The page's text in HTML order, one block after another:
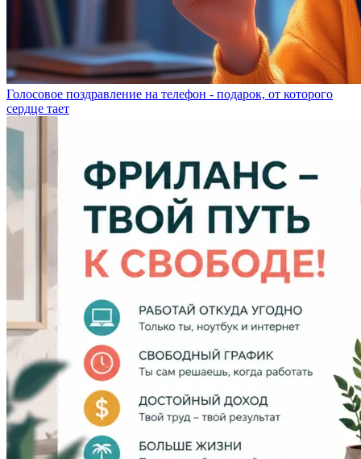
Голосовое поздравление на телефон - подарок, от которого
сердце тает